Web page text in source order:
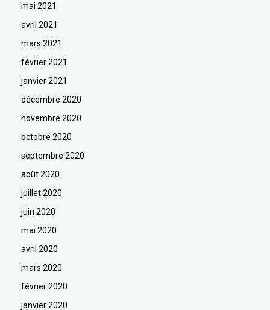
mai 2021
avril 2021
mars 2021
février 2021
janvier 2021
décembre 2020
novembre 2020
octobre 2020
septembre 2020
août 2020
juillet 2020
juin 2020
mai 2020
avril 2020
mars 2020
février 2020
janvier 2020